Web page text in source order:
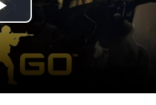
Play Video